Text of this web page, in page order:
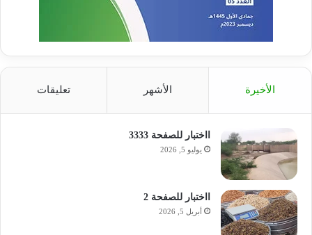
الأخيرة الأشهر تعليقات
ااختبار للصفحة 3333
يوليو 5, 2026
ااختبار للصفحة 2
أبريل 5, 2026